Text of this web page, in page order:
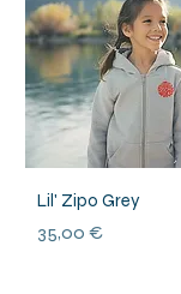
Lil' Zipo Grey
Prix
35,00 €